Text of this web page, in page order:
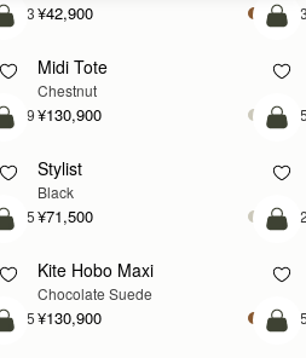
+3¥42,900
カートに追加
+9
カ
Midi Tote
Chestnut
¥130,900
カートに追加
+5
カ
Stylist
Black
¥71,500
カートに追加
+5
カ
Kite Hobo Maxi
Chocolate Suede
¥130,900
カートに追加
カ